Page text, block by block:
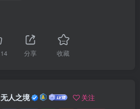
14 分享 收藏
无人之境 关注